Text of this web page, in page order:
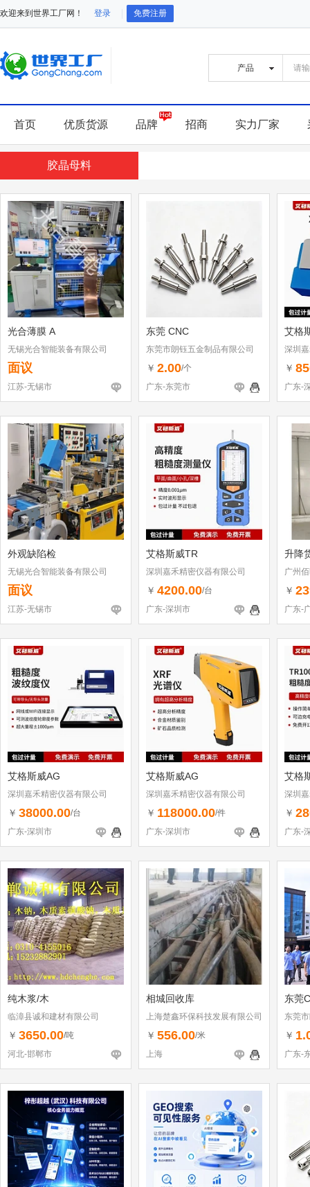
欢迎来到世界工厂网！ 登录 免费注册
首页 优质货源 品牌 招商 实力厂家
胶晶母料
光合薄膜 A
无锡光合智能装备有限公司
面议
江苏-无锡市
东莞 CNC
东莞市朗钰五金制品有限公司
￥ 2.00/个
广东-东莞市
艾格
深圳
￥
广东-
外观缺陷检
无锡光合智能装备有限公司
面议
江苏-无锡市
艾格斯威TR
深圳嘉禾精密仪器有限公司
￥ 4200.00/台
广东-深圳市
升降
广州
￥
广东-
艾格斯威AG
深圳嘉禾精密仪器有限公司
￥ 38000.00/台
广东-深圳市
艾格斯威AG
深圳嘉禾精密仪器有限公司
￥ 118000.00/件
广东-深圳市
艾格
深圳
￥
广东-
纯木浆/木
临漳县诚和建材有限公司
￥ 3650.00/吨
河北-邯郸市
相城回收库
上海楚鑫环保科技发展有限公司
￥ 556.00/米
上海
东莞
东莞
￥
广东-